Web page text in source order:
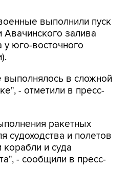
выполнили пуск
Авачинского залива
у юго-восточного
в сложной
- отметили в пресс-
ракетных
судоходства и полетов
корабли и суда
- сообщили в пресс-